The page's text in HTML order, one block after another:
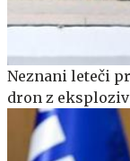
Neznani leteči
dron z